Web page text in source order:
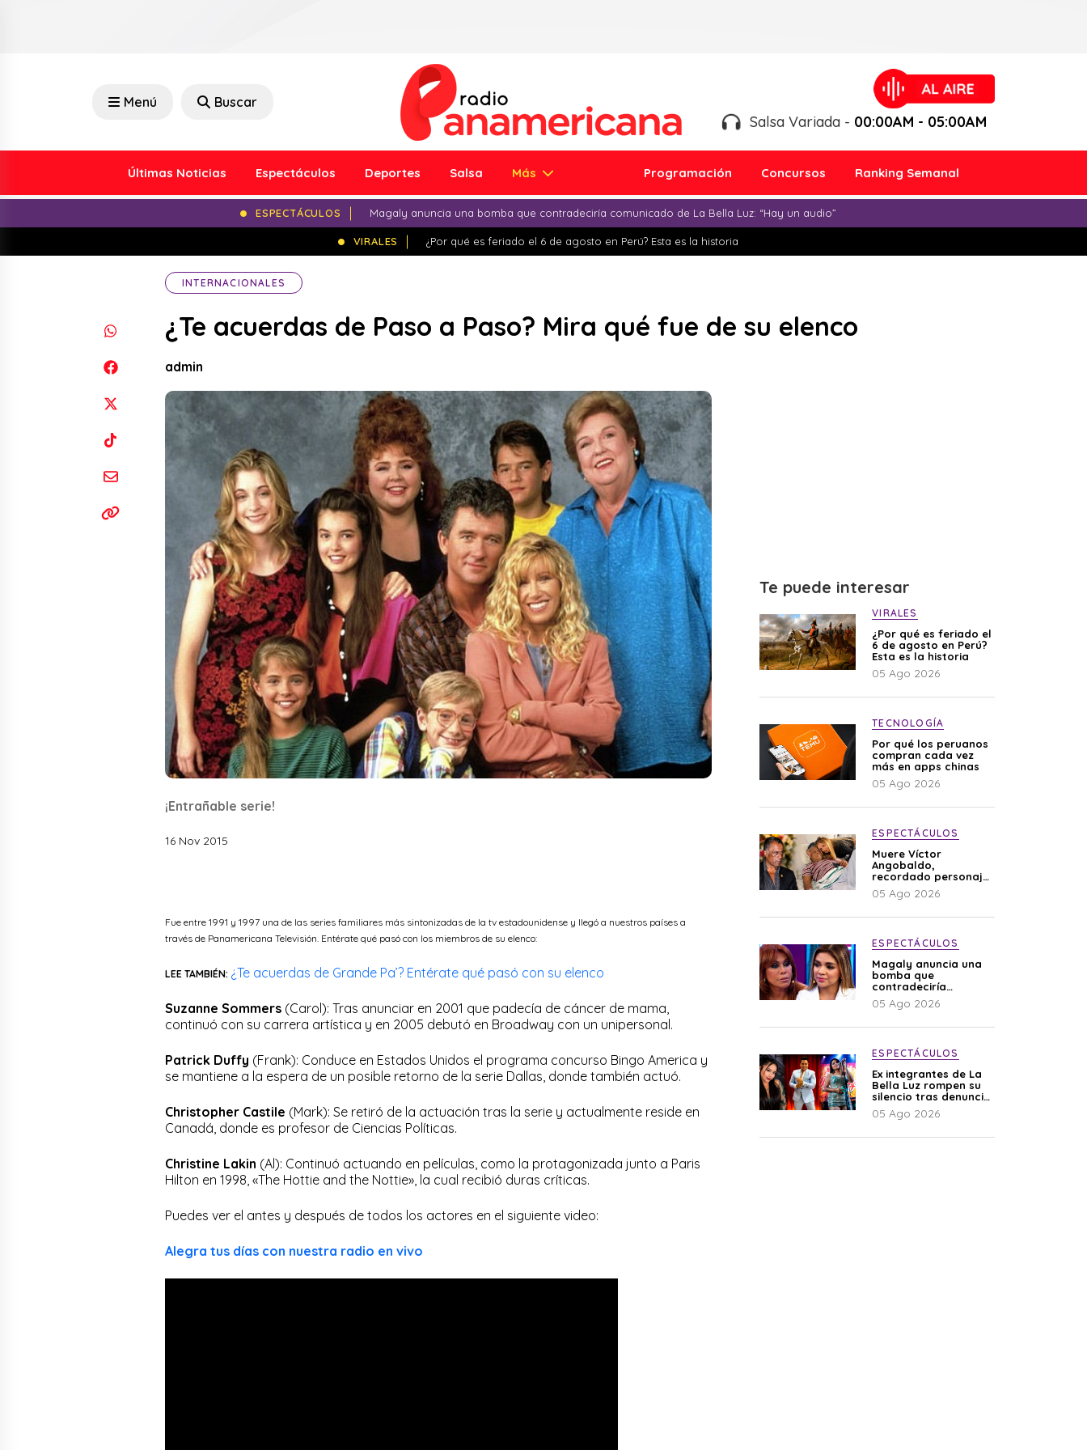
Menú Buscar
Salsa Variada - 00:00AM - 05:00AM
Últimas Noticias Espectáculos Deportes Salsa Más Programación Concursos Ranking Semanal
ESPECTÁCULOS Magaly anuncia una bomba que contradeciría comunicado de La Bella Luz: “Hay un audio”
VIRALES ¿Por qué es feriado el 6 de agosto en Perú? Esta es la historia
INTERNACIONALES
¿Te acuerdas de Paso a Paso? Mira qué fue de su elenco
admin
¡Entrañable serie!
16 Nov 2015
Fue entre 1991 y 1997 una de las series familiares más sintonizadas de la tv estadounidense y llegó a nuestros países a
través de Panamericana Televisión. Entérate qué pasó con los miembros de su elenco:
LEE TAMBIÉN: ¿Te acuerdas de Grande Pa’? Entérate qué pasó con su elenco
Suzanne Sommers (Carol): Tras anunciar en 2001 que padecía de cáncer de mama,
continuó con su carrera artística y en 2005 debutó en Broadway con un unipersonal.
Patrick Duffy (Frank): Conduce en Estados Unidos el programa concurso Bingo America y
se mantiene a la espera de un posible retorno de la serie Dallas, donde también actuó.
Christopher Castile (Mark): Se retiró de la actuación tras la serie y actualmente reside en
Canadá, donde es profesor de Ciencias Políticas.
Christine Lakin (Al): Continuó actuando en películas, como la protagonizada junto a Paris
Hilton en 1998, «The Hottie and the Nottie», la cual recibió duras críticas.
Puedes ver el antes y después de todos los actores en el siguiente video:
Alegra tus días con nuestra radio en vivo
Te puede interesar
VIRALES
¿Por qué es feriado el
6 de agosto en Perú?
Esta es la historia
05 Ago 2026
TECNOLOGÍA
Por qué los peruanos
compran cada vez
más en apps chinas
05 Ago 2026
ESPECTÁCULOS
Muere Víctor
Angobaldo,
recordado personaje
de la farándula y
expareja de Shirley
05 Ago 2026
ESPECTÁCULOS
Magaly anuncia una
bomba que
contradeciría
comunicado de La
Bella Luz: “Hay un
05 Ago 2026
ESPECTÁCULOS
Ex integrantes de La
Bella Luz rompen su
silencio tras denuncia
de Naldy: “Todo el
mundo lo sabía”
05 Ago 2026